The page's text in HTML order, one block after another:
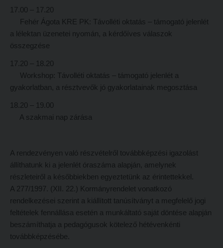
Intézményi pontok
Intézményi pontok igazolása
A 2026. évi pótfelvételi eljárás alkalmassági vizsga tudnivalói
Hitéleti képzések jelentkezési lapja
Ösztöndíjak
HALLGATÓINKNAK
HÖK
Órarend
Kari mentorok
Kari kiadványok
Pótfelvételi 2026
PK Felvételi Tájékoztató kiadvány
Hallgatói véleményvideók
Intézményi pontok igazolása
Hitéleti képzések jelentkezési lapja
Átvétel más felsőoktatási intézményből
Jelentkezési lapok, nyomtatványok
Ösztöndíjak
Szakirányú továbbképzések
HALLGATÓINKNAK
17.00 – 17.20
Fehér Ágota KRE PK: Távolléti oktatás – támogató jelenlét
a lélektan üzenetei nyomán, a kérdőíves válaszok
összegzése
17.20 – 18.20
Workshop: Távolléti oktatás – támogató jelenlét a
gyakorlatban, a résztvevők jó gyakorlatainak megosztása
18.20 – 19.00
A szakmai nap zárása
A rendezvényen való részvételről továbbképzési igazolást
állíthatunk ki a jelenlét óraszáma alapján, amelynek
részleteiről a későbbiekben egyeztetünk az érintettekkel.
A 277/1997. (XII. 22.) Kormányrendelet vonatkozó
rendelkezései szerint a kiállított tanúsítványt a megfelelő jogi
feltételek fennállása esetén a munkáltató saját döntése alapján
beszámíthatja a pedagógusok kötelező hétévenkénti
továbbképzésébe.